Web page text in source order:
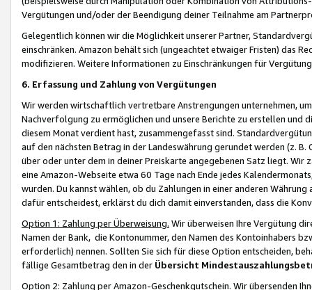
Vergütungen und/oder der Beendigung deiner Teilnahme am
Gelegentlich können wir die Möglichkeit unserer Partner,
einschränken. Amazon behält sich (ungeachtet etwaiger Fristen) das
modifizieren. Weitere Informationen zu Einschränkungen für
6. Erfassung und Zahlung von Vergütungen
Wir werden wirtschaftlich vertretbare Anstrengungen unternehmen,
Nachverfolgung zu ermöglichen und unsere Berichte zu erstellen und
diesem Monat verdient hast, zusammengefasst sind.
auf den nächsten Betrag in der Landeswährung gerundet werden (z.
über oder unter dem in deiner Preiskarte angegebenen Satz liegt.
eine Amazon-Webseite etwa 60 Tage nach Ende jedes
wurden. Du kannst wählen, ob du Zahlungen in einer anderen
dafür entscheidest, erklärst du dich damit einverstanden, dass die
Option 1: Zahlung per Überweisung. Wir überweisen Ihre Vergütung
Namen der Bank, die Kontonummer, den Namen des Kontoinhabers
erforderlich) nennen. Sollten Sie sich für diese Option entscheiden,
fällige Gesamtbetrag den in der Übersicht
Option 2: Zahlung per Amazon-Geschenkgutschein. Wir übersenden